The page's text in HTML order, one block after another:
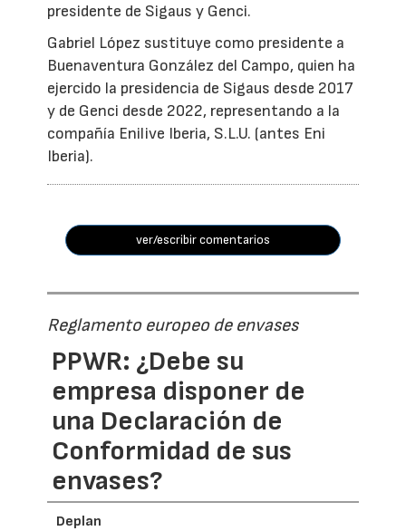
presidente de Sigaus y Genci.
Gabriel López sustituye como presidente a
Buenaventura González del Campo, quien ha
ejercido la presidencia de Sigaus desde 2017
y de Genci desde 2022, representando a la
compañía Enilive Iberia, S.L.U. (antes Eni
Iberia).
ver/escribir comentarios
Reglamento europeo de envases
PPWR: ¿Debe su
empresa disponer de
una Declaración de
Conformidad de sus
envases?
Deplan